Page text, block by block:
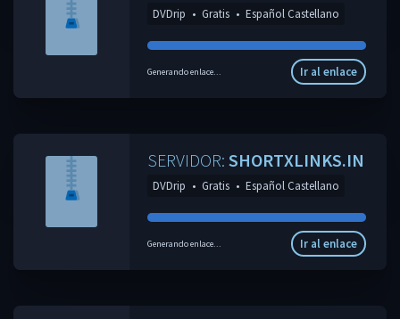
DVDrip • Gratis • Español Castellano
Generando enlace... Ir al enlace
SERVIDOR: SHORTXLINKS.IN
DVDrip • Gratis • Español Castellano
Generando enlace... Ir al enlace